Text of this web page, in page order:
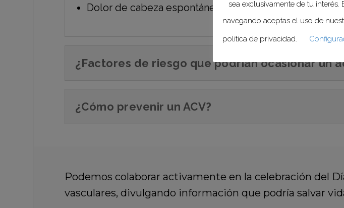
Dolor de cabeza espontáneo y severo sin causa
¿Factores de riesgo que podrían ocasionar un
¿Cómo prevenir un ACV?
Podemos colaborar activamente en la celebración del
vasculares, divulgando información que podría salvar
sea exclusivamente de tu
navegando aceptas el uso de
política de privacidad.